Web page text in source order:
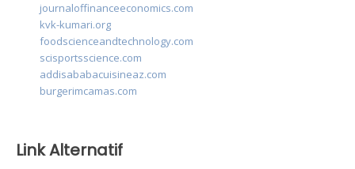
journaloffinanceeconomics.com
kvk-kumari.org
foodscienceandtechnology.com
scisportsscience.com
addisababacuisineaz.com
burgerimcamas.com
Link Alternatif